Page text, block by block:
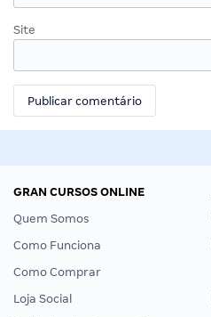
Site
GRAN CURSOS ONLINE
Quem Somos
Como Funciona
Como Comprar
Loja Social